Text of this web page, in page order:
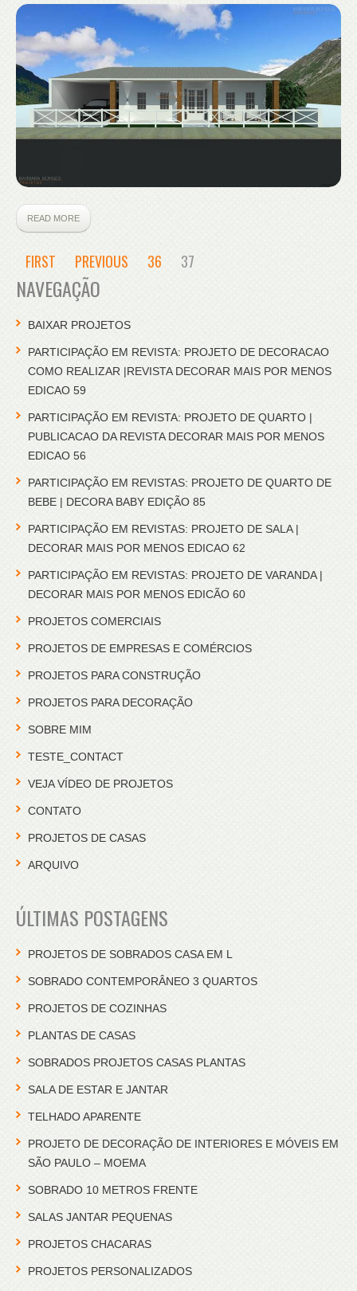
READ MORE
FIRST PREVIOUS 36 37
NAVEGAÇÃO
BAIXAR PROJETOS
PARTICIPAÇÃO EM REVISTA: PROJETO DE DECORACAO
COMO REALIZAR |REVISTA DECORAR MAIS POR MENOS
EDICAO 59
PARTICIPAÇÃO EM REVISTA: PROJETO DE QUARTO |
PUBLICACAO DA REVISTA DECORAR MAIS POR MENOS
EDICAO 56
PARTICIPAÇÃO EM REVISTAS: PROJETO DE QUARTO DE
BEBE | DECORA BABY EDIÇÃO 85
PARTICIPAÇÃO EM REVISTAS: PROJETO DE SALA |
DECORAR MAIS POR MENOS EDICAO 62
PARTICIPAÇÃO EM REVISTAS: PROJETO DE VARANDA |
DECORAR MAIS POR MENOS EDICÃO 60
PROJETOS COMERCIAIS
PROJETOS DE EMPRESAS E COMÉRCIOS
PROJETOS PARA CONSTRUÇÃO
PROJETOS PARA DECORAÇÃO
SOBRE MIM
TESTE_CONTACT
VEJA VÍDEO DE PROJETOS
CONTATO
PROJETOS DE CASAS
ARQUIVO
ÚLTIMAS POSTAGENS
PROJETOS DE SOBRADOS CASA EM L
SOBRADO CONTEMPORÂNEO 3 QUARTOS
PROJETOS DE COZINHAS
PLANTAS DE CASAS
SOBRADOS PROJETOS CASAS PLANTAS
SALA DE ESTAR E JANTAR
TELHADO APARENTE
PROJETO DE DECORAÇÃO DE INTERIORES E MÓVEIS EM
SÃO PAULO – MOEMA
SOBRADO 10 METROS FRENTE
SALAS JANTAR PEQUENAS
PROJETOS CHACARAS
PROJETOS PERSONALIZADOS